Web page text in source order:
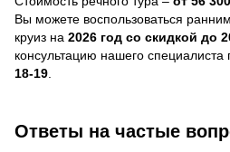
Вы можете воспользоваться
круиз на 2026 год со скидкой до
консультацию нашего
18-19
Ответы на частые